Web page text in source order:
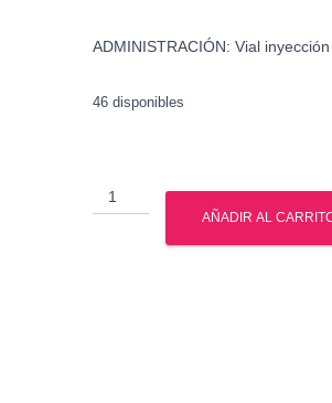
ADMINISTRACIÓN: Vial inyección
46 disponibles
Trembolona
Acetato
AÑADIR AL